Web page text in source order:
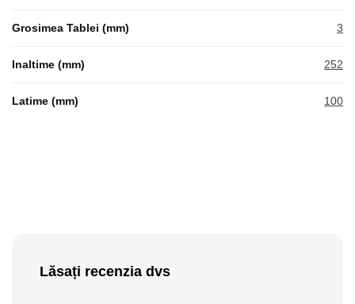
Grosimea Tablei (mm) 3
Inaltime (mm) 252
Latime (mm) 100
Lăsați recenzia dvs